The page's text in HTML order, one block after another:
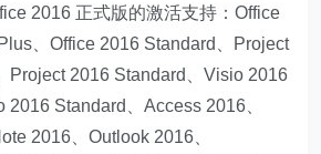
2016 正式版的激活支持：Office
、Office 2016 Standard、Project
Project 2016 Standard、Visio 2016
2016 Standard、Access 2016、
2016、Outlook 2016、